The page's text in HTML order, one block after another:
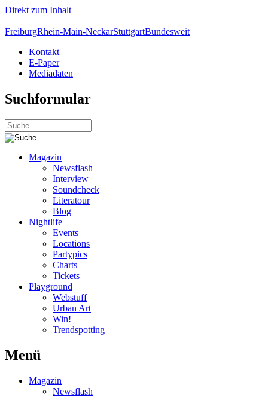
Direkt zum Inhalt
FreiburgRhein-Main-NeckarStuttgartBundesweit
Kontakt
E-Paper
Mediadaten
Suchformular
Magazin
Newsflash
Interview
Soundcheck
Literatour
Blog
Nightlife
Events
Locations
Partypics
Charts
Tickets
Playground
Webstuff
Urban Art
Win!
Trendspotting
Menü
Magazin
Newsflash